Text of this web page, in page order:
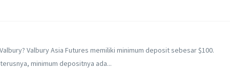
Valbury Asia Futures memiliki minimum deposit sebesar $100.
minimum depositnya ada...